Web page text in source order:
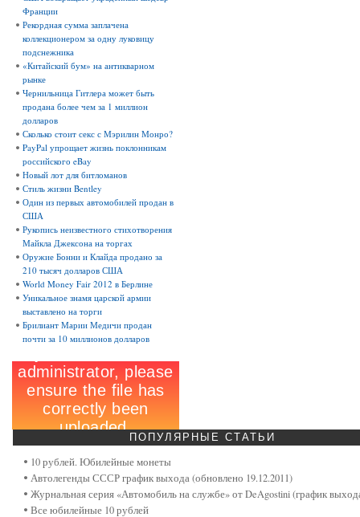
Франции
Рекордная сумма заплачена
коллекционером за одну луковицу
подснежника
«Китайский бум» на антикварном
рынке
Чернильница Гитлера может быть
продана более чем за 1 миллион
долларов
Сколько стоит секс с Мэрилин Монро?
PayPal упрощает жизнь поклонникам
российского eBay
Новый лот для битломанов
Стиль жизни Bentley
Один из первых автомобилей продан в
США
Рукопись неизвестного стихотворения
Майкла Джексона на торгах
Оружие Бонни и Клайда продано за
210 тысяч долларов США
World Money Fair 2012 в Берлине
Уникальное знамя царской армии
выставлено на торги
Брилиант Марии Медичи продан
почти за 10 миллионов долларов
ПОПУЛЯРНЫЕ СТАТЬИ
10 рублей. Юбилейные монеты
Автолегенды СССР график выхода (обновлено 19.12.2011)
Журнальная серия «Автомобиль на службе» от DeAgostini (график
Все юбилейные 10 рублей